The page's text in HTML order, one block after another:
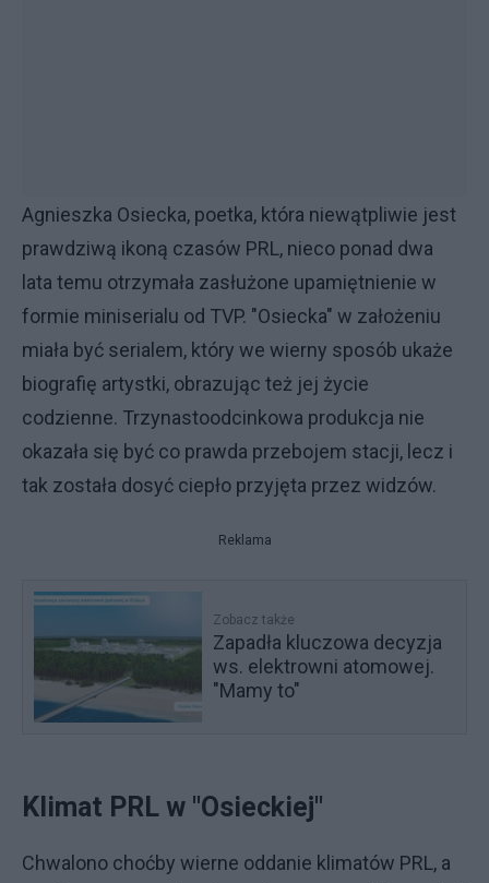
Agnieszka Osiecka, poetka, która niewątpliwie jest
prawdziwą ikoną czasów PRL, nieco ponad dwa
lata temu otrzymała zasłużone upamiętnienie w
formie miniserialu od TVP. "Osiecka" w założeniu
miała być serialem, który we wierny sposób ukaże
biografię artystki, obrazując też jej życie
codzienne. Trzynastoodcinkowa produkcja nie
okazała się być co prawda przebojem stacji, lecz i
tak została dosyć ciepło przyjęta przez widzów.
Reklama
Zobacz także
Zapadła kluczowa decyzja
ws. elektrowni atomowej.
"Mamy to"
Klimat PRL w "Osieckiej"
Chwalono choćby wierne oddanie klimatów PRL, a